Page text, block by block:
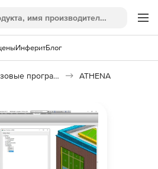
ИнферитБлог
Базовые программы ATHENA